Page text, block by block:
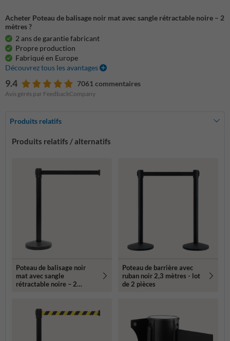
Acheter Poteau de balisage noir mat avec sangle rétractable noire – 2
mètres ?
2 ans de garantie fabricant
Propre production
Fabriqué en Europe
Découvrez tous les avantages
9.4 7061 commentaires
Avis gérés par FeedbackCompany
Produits relatifs
Produits relatifs / alternatifs
Poteau de balisage noir
mat avec sangle
rétractable noire – 2
Poteau de barrière avec
ruban noir 2,3 mètres - lot
de 2 pièces